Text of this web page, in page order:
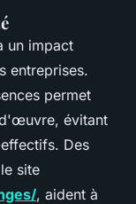
un impact
entreprises.
permet
évitant
Des
site
, aident à